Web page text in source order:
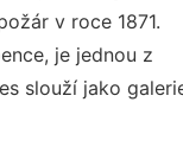
v roce 1871.
je jednou z
slouží jako